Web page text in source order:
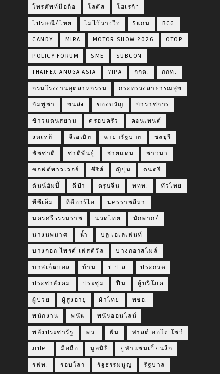
โทรศัพท์มือถือ โลตัส โฮเรก้า
ไปรษณีย์ไทย ไม่ไว้วางใจ 5แกน BCG
CANDY MIRA MOTOR SHOW 2026 OTOP
POLICY FORUM SME SUBCON
THAIFEX-ANUGA ASIA VIPA กกต. กกท.
กรมโรงงานอุตสาหกรรม กระทรวงสาธารณสุข
กัมพูชา ขนส่ง ของขวัญ ข้าราชการ
ข้าวแดนสยาม ครอบครัว คอนเทนต์
งดเหล้า จีเอเบิล ฉายารัฐบาล ชลบุรี
ชัชชาติ ชาติพันธุ์ ชายแดน ชาวนา
ซอฟต์พาวเวอร์ ซีรีส์ ญี่ปุ่น ดนตรี
ดันน์ฮัมบี้ ดีป้า ตรุษจีน ททท. ทั่วไทย
ทีซีเอ็ม ทีดีอาร์ไอ นครราชสีมา
นครศรีธรรมราช นวดไทย นักพากย์
นางนพมาศ น้ำ บลู เอเลเฟ่นท์
บางกอก ไพรด์ เฟสติวัล บางกอกสไมล์
บาสเก็ตบอล บ้าน ป.ป.ส. ประกวด
ประชาสังคม ประชุม ปืน ผู้บริโภค
ผู้ป่วย ผู้สูงอายุ ผ้าไทย พชอ.
พนักงาน พนัน พนันออนไลน์
พลังประชารัฐ พว. ฟัน ฟาสต์ ออโต โชว์
ภปค. มือถือ มูลนิธิ ยูฟ่าแชมเปี้ยนลีก
รฟท. รอบโลก รัฐธรรมนูญ รัฐบาล